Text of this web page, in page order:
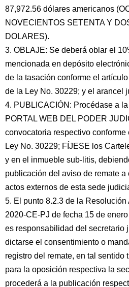
87,972.56 dólares americanos
NOVECIENTOS SETENTA Y
DOLARES).
3. OBLAJE: Se deberá oblar el
mencionada en depósito
de la tasación conforme el
de la Ley No. 30229; y el arancel
4. PUBLICACIÓN: Procédase a
PORTAL WEB DEL PODER
convocatoria respectivo
Ley No. 30229; FÍJESE los
y en el inmueble sub-litis,
publicación del aviso de remate
actos externos de esta sede
5. El punto 8.2.3 de la
2020-CE-PJ de fecha 15 de
es responsabilidad del secretario
dictarse el consentimiento o
registro del remate, en tal sentido
para la oposición respectiva la
procederá a la publicación